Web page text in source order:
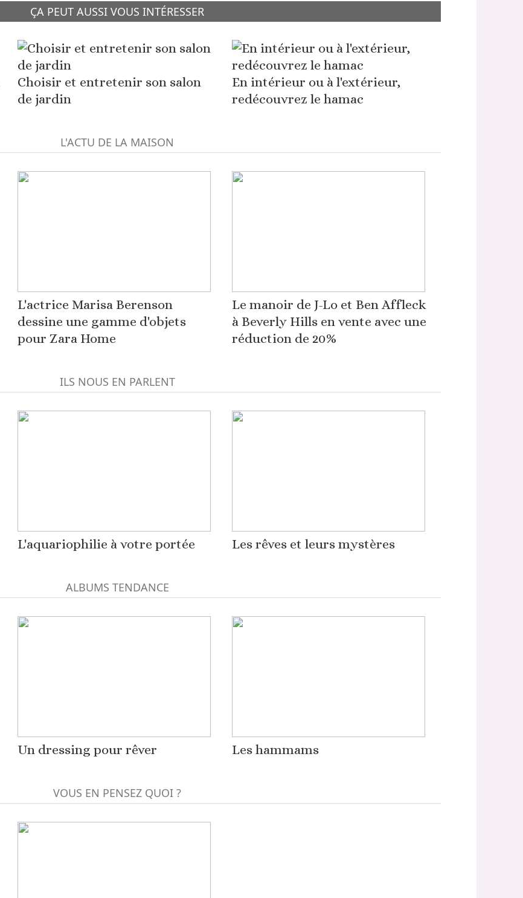
ÇA PEUT AUSSI VOUS INTÉRESSER
Choisir et entretenir son salon
de jardin
En intérieur ou à l'extérieur,
redécouvrez le hamac
L'ACTU DE LA MAISON
L'actrice Marisa Berenson
dessine une gamme d'objets
pour Zara Home
Le manoir de J-Lo et Ben Affleck
à Beverly Hills en vente avec une
réduction de 20%
ILS NOUS EN PARLENT
L'aquariophilie à votre portée Les rêves et leurs mystères
ALBUMS TENDANCE
Un dressing pour rêver Les hammams
VOUS EN PENSEZ QUOI ?